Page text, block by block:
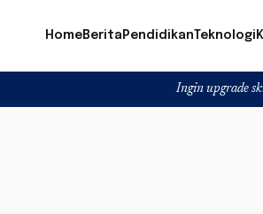
HomeBerita PendidikanTeknologi
Ingin upgrade skill tanpa